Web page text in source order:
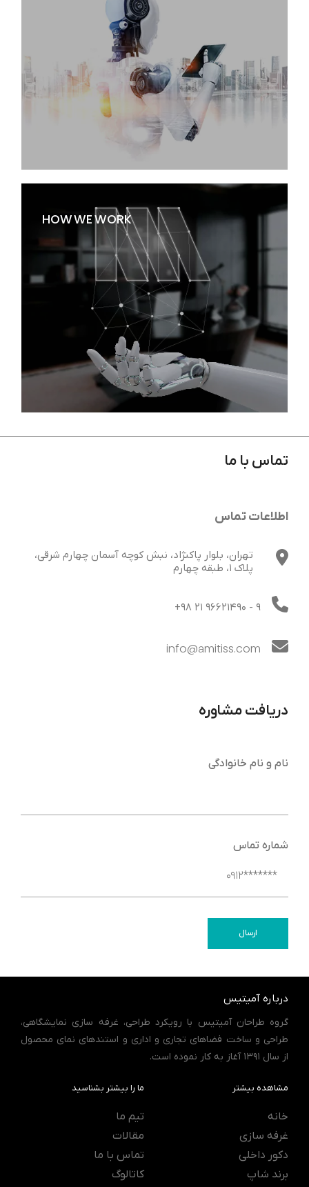
خدمات نوین گردشگری HOW WE WORK
آشنایی با روند چگونگی انجام پروژه ها
تماس با ما
اطلاعات تماس
تهران، بلوار پاکنژاد، نبش کوچه آسمان چهارم شرقی،
پلاک 1، طبقه چهارم
+98 21 96621490 - 9
دریافت مشاوره
نام و نام خانوادگی
شماره تماس
ارسال
درباره آمیتیس
گروه طراحان آمیتیس با رویکرد طراحی، غرفه سازی نمایشگاهی،
طراحی و ساخت فضاهای تجاری و اداری و استندهای نمای محصول
از سال 1391 آغاز به کار نموده است.
مشاهده بیشتر
خانه
غرفه سازی
دکور داخلی
برند شاپ
ما را بیشتر بشناسید
تیم ما
مقالات
تماس با ما
کاتالوگ